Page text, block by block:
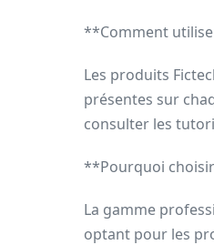
**Comment
Les produits
présentes sur
consulter les
**Pourquoi
La gamme
optant pour les